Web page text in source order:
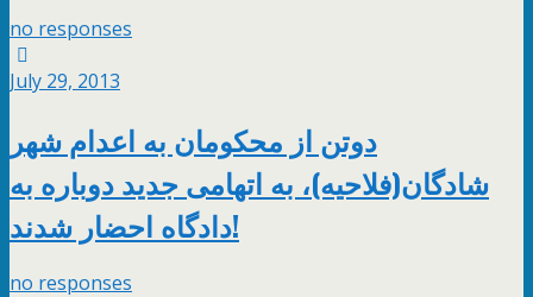
no responses
July 29, 2013
دوتن از محکومان به اعدام شهر
شادگان(فلاحیه)، به اتهامی جديد دوباره به
دادگاه احضار شدند!
no responses